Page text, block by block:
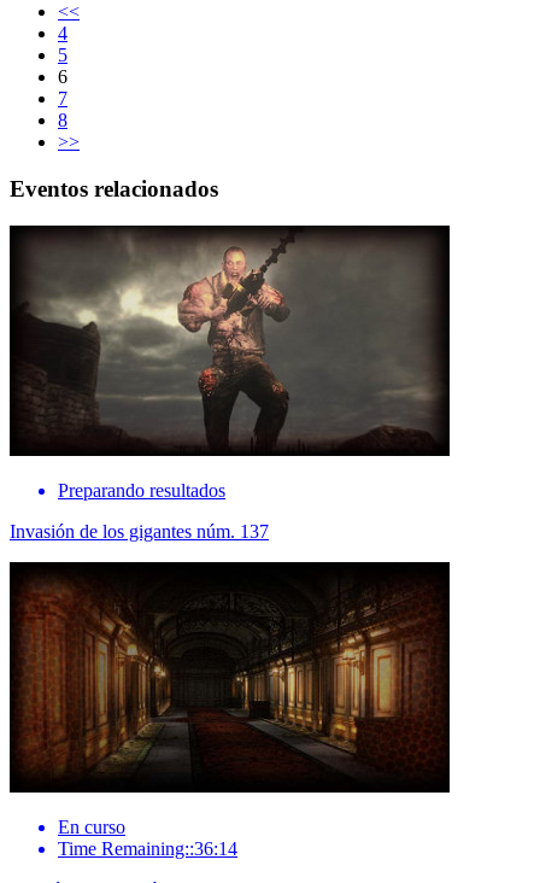
<<
4
5
6
7
8
>>
Eventos relacionados
Preparando resultados
Invasión de los gigantes núm. 137
En curso
Time Remaining::36:14